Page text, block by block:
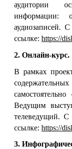
аудитории
информации:
аудиозаписей.
ссылке:https://
2. Онлайн-курс.
В рамках
Ведущим
телеведущий. С
ссылке:https://
3.